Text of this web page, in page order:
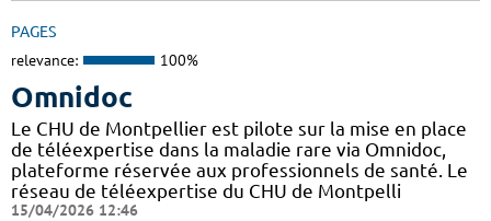
PAGES
relevance: 100%
Omnidoc
Le CHU de Montpellier est pilote sur la mise en place
de téléexpertise dans la maladie rare via Omnidoc,
plateforme réservée aux professionnels de santé. Le
réseau de téléexpertise du CHU de Montpelli
15/04/2026 12:46